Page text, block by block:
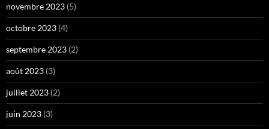
novembre 2023 (5)
octobre 2023 (4)
septembre 2023 (2)
août 2023 (3)
juillet 2023 (2)
juin 2023 (3)